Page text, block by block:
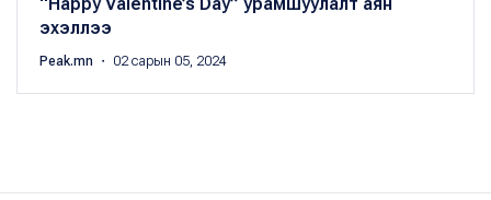
эхэллээ
Peak.mn ・ 02 сарын 05, 2024